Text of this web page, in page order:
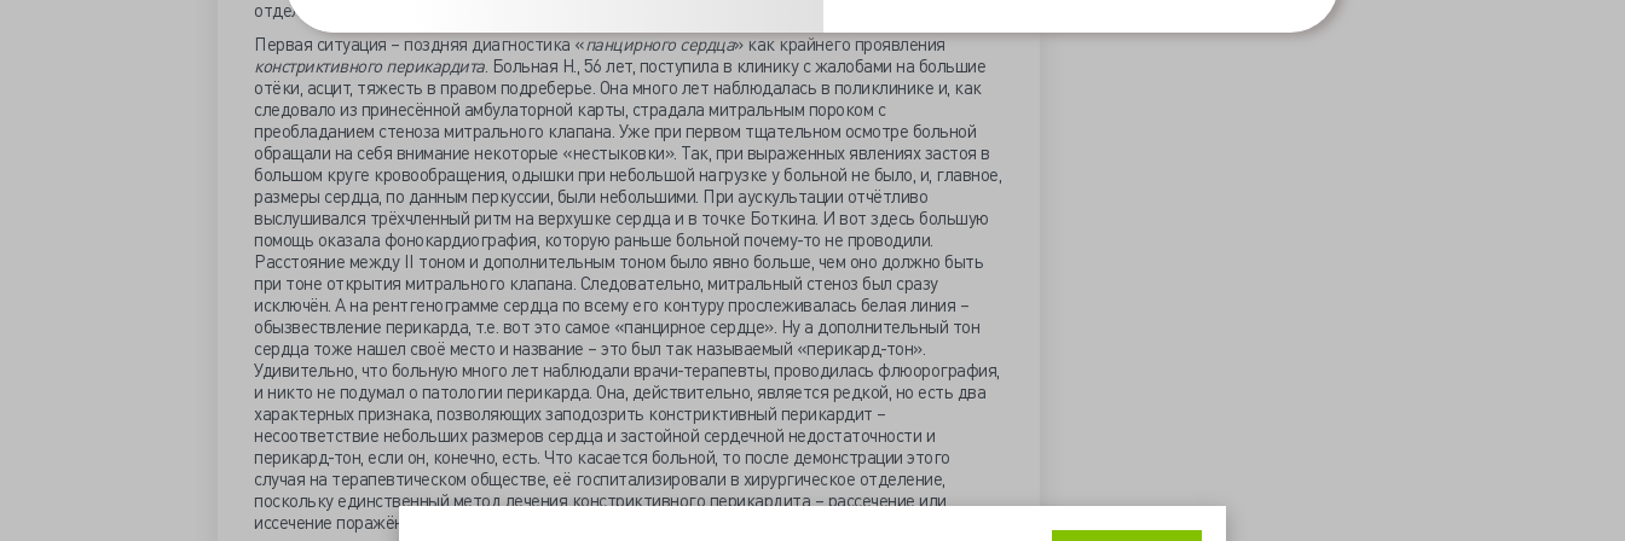
отделении.
Первая ситуация – поздняя диагностика «панцирного сердца» как крайнего проявления
констриктивного перикардита. Больная Н., 56 лет, поступила в клинику с жалобами на большие
отёки, асцит, тяжесть в правом подреберье. Она много лет наблюдалась в поликлинике и, как
следовало из принесённой амбулаторной карты, страдала митральным пороком с
преобладанием стеноза митрального клапана. Уже при первом тщательном осмотре больной
обращали на себя внимание некоторые «нестыковки». Так, при выраженных явлениях застоя в
большом круге кровообращения, одышки при небольшой нагрузке у больной не было, и, главное,
размеры сердца, по данным перкуссии, были небольшими. При аускультации отчётливо
выслушивался трёхчленный ритм на верхушке сердца и в точке Боткина. И вот здесь большую
помощь оказала фонокардиография, которую раньше больной почему-то не проводили.
Расстояние между II тоном и дополнительным тоном было явно больше, чем оно должно быть
при тоне открытия митрального клапана. Следовательно, митральный стеноз был сразу
исключён. А на рентгенограмме сердца по всему его контуру прослеживалась белая линия –
обызвествление перикарда, т.е. вот это самое «панцирное сердце». Ну а дополнительный тон
сердца тоже нашел своё место и название – это был так называемый «перикард-тон».
Удивительно, что больную много лет наблюдали врачи-терапевты, проводилась флюорография,
и никто не подумал о патологии перикарда. Она, действительно, является редкой, но есть два
характерных признака, позволяющих заподозрить констриктивный перикардит –
несоответствие небольших размеров сердца и застойной сердечной недостаточности и
перикард-тон, если он, конечно, есть. Что касается больной, то после демонстрации этого
случая на терапевтическом обществе, её госпитализировали в хирургическое отделение,
поскольку единственный метод лечения констриктивного перикардита – рассечение или
иссечение поражённого перикарда. Понятно, что это очень сложная операция, и в органах за